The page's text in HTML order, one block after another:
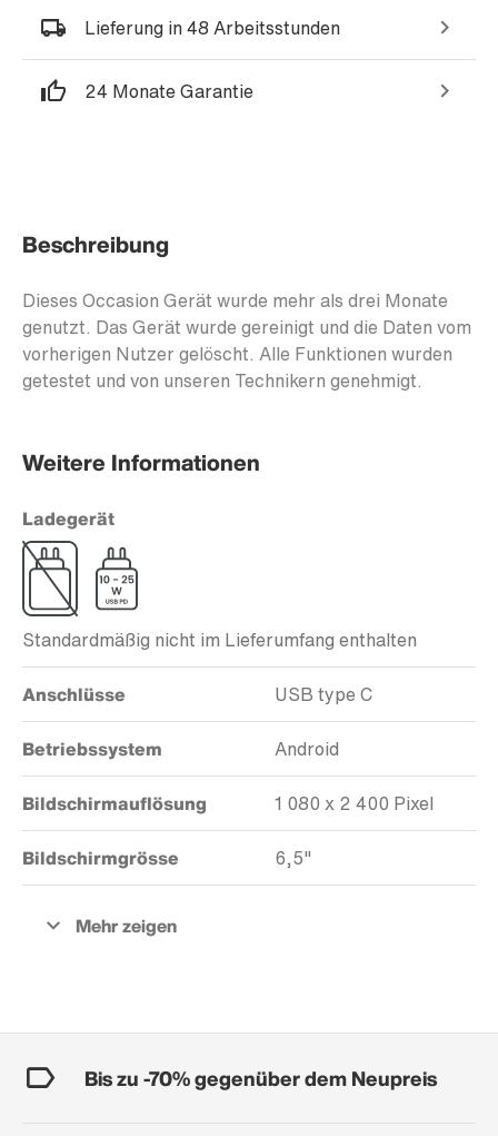
Lieferung in 48 Arbeitsstunden
24 Monate Garantie
Beschreibung
Dieses Occasion Gerät wurde mehr als drei Monate
genutzt. Das Gerät wurde gereinigt und die Daten vom
vorherigen Nutzer gelöscht. Alle Funktionen wurden
getestet und von unseren Technikern genehmigt.
Weitere Informationen
Ladegerät
Standardmäßig nicht im Lieferumfang enthalten
Anschlüsse USB type C
Betriebssystem Android
Bildschirmauflösung 1 080 x 2 400 Pixel
Bildschirmgrösse 6,5"
Bis zu -70% gegenüber dem Neupreis